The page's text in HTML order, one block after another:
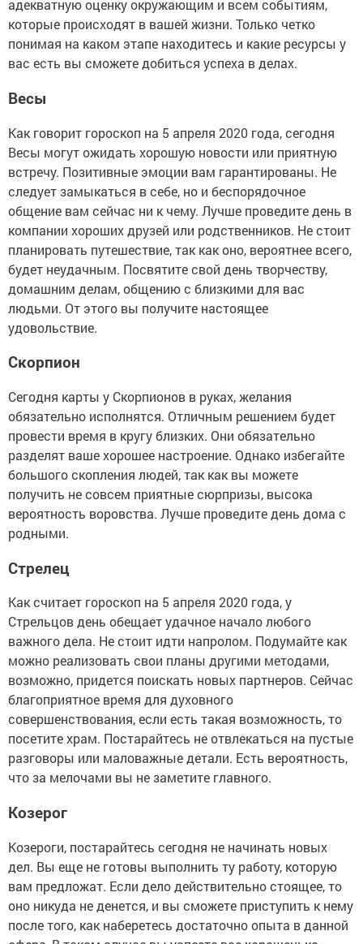
адекватную оценку окружающим и всем событиям,
которые происходят в вашей жизни. Только четко
понимая на каком этапе находитесь и какие ресурсы у
вас есть вы сможете добиться успеха в делах.
Весы
Как говорит гороскоп на 5 апреля 2020 года, сегодня
Весы могут ожидать хорошую новости или приятную
встречу. Позитивные эмоции вам гарантированы. Не
следует замыкаться в себе, но и беспорядочное
общение вам сейчас ни к чему. Лучше проведите день в
компании хороших друзей или родственников. Не стоит
планировать путешествие, так как оно, вероятнее всего,
будет неудачным. Посвятите свой день творчеству,
домашним делам, общению с близкими для вас
людьми. От этого вы получите настоящее
удовольствие.
Скорпион
Сегодня карты у Скорпионов в руках, желания
обязательно исполнятся. Отличным решением будет
провести время в кругу близких. Они обязательно
разделят ваше хорошее настроение. Однако избегайте
большого скопления людей, так как вы можете
получить не совсем приятные сюрпризы, высока
вероятность воровства. Лучше проведите день дома с
родными.
Стрелец
Как считает гороскоп на 5 апреля 2020 года, у
Стрельцов день обещает удачное начало любого
важного дела. Не стоит идти напролом. Подумайте как
можно реализовать свои планы другими методами,
возможно, придется поискать новых партнеров. Сейчас
благоприятное время для духовного
совершенствования, если есть такая возможность, то
посетите храм. Постарайтесь не отвлекаться на пустые
разговоры или маловажные детали. Есть вероятность,
что за мелочами вы не заметите главного.
Козерог
Козероги, постарайтесь сегодня не начинать новых
дел. Вы еще не готовы выполнить ту работу, которую
вам предложат. Если дело действительно стоящее, то
оно никуда не денется, и вы сможете приступить к нему
после того, как наберетесь достаточно опыта в данной